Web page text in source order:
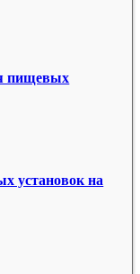
пищевых
установок на